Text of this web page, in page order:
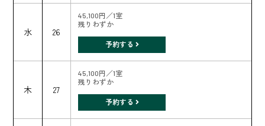
水 26
45,100円／1室
残りわずか
予約する
木 27
45,100円／1室
残りわずか
予約する